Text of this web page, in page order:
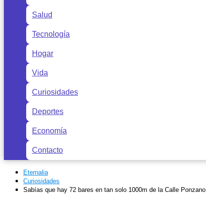
Salud
Tecnología
Hogar
Vida
Curiosidades
Deportes
Economía
Contacto
Eternalia
Curiosidades
Sabías que hay 72 bares en tan solo 1000m de la Calle Ponzano